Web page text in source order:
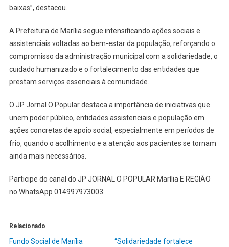
baixas”, destacou.
A Prefeitura de Marília segue intensificando ações sociais e
assistenciais voltadas ao bem-estar da população, reforçando o
compromisso da administração municipal com a solidariedade, o
cuidado humanizado e o fortalecimento das entidades que
prestam serviços essenciais à comunidade.
O JP Jornal O Popular destaca a importância de iniciativas que
unem poder público, entidades assistenciais e população em
ações concretas de apoio social, especialmente em períodos de
frio, quando o acolhimento e a atenção aos pacientes se tornam
ainda mais necessários.
Participe do canal do JP JORNAL O POPULAR Marília E REGIÃO
no WhatsApp 014997973003
Relacionado
Fundo Social de Marília
“Solidariedade fortalece